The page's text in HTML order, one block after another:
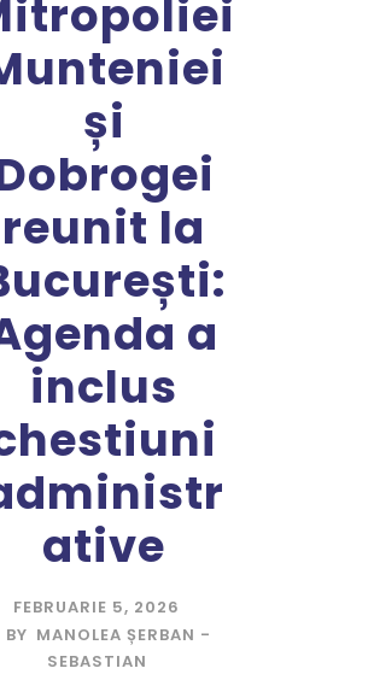
și
reunit la
a
inclus
ative
FEBRUARIE 5, 2026
BY MANOLEA ȘERBAN -
SEBASTIAN